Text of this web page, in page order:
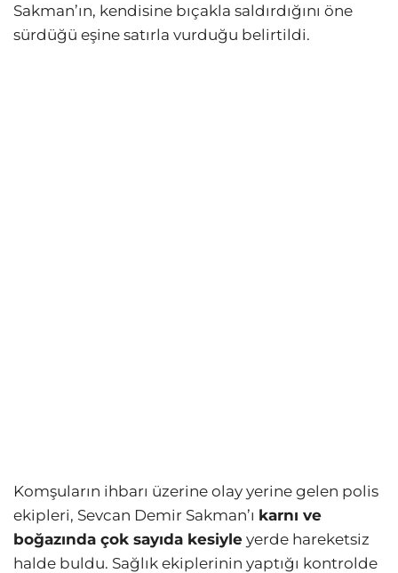
Sakman’ın, kendisine bıçakla saldırdığını öne
sürdüğü eşine satırla vurduğu belirtildi.
Komşuların ihbarı üzerine olay yerine gelen polis
ekipleri, Sevcan Demir Sakman’ı karnı ve
boğazında çok sayıda kesiyle yerde hareketsiz
halde buldu. Sağlık ekiplerinin yaptığı kontrolde